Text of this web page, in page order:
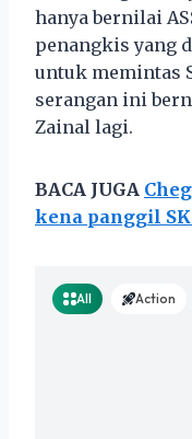
hanya bernilai
penangkis yang
untuk memintas
serangan ini
Zainal lagi.
BACA JUGA
kena panggil